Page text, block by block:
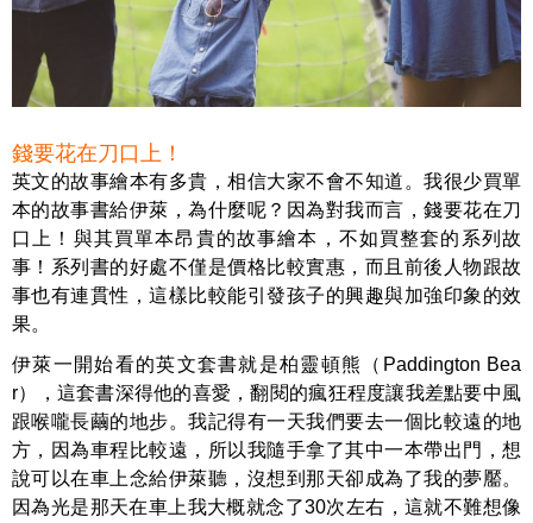
錢要花在刀口上！
英文的故事繪本有多貴，相信大家不會不知道。我很少買單
本的故事書給伊萊，為什麼呢？因為對我而言，錢要花在刀
口上！與其買單本昂貴的故事繪本，不如買整套的系列故
事！系列書的好處不僅是價格比較實惠，而且前後人物跟故
事也有連貫性，這樣比較能引發孩子的興趣與加強印象的效
果。
伊萊一開始看的英文套書就是柏靈頓熊（Paddington Bea
r），這套書深得他的喜愛，翻閱的瘋狂程度讓我差點要中風
跟喉嚨長繭的地步。我記得有一天我們要去一個比較遠的地
方，因為車程比較遠，所以我隨手拿了其中一本帶出門，想
說可以在車上念給伊萊聽，沒想到那天卻成為了我的夢靨。
因為光是那天在車上我大概就念了30次左右，這就不難想像